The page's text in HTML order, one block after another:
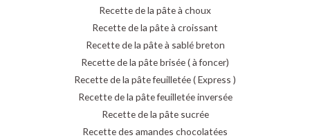
Recette de la pâte à choux
Recette de la pâte à croissant
Recette de la pâte à sablé breton
Recette de la pâte brisée ( à foncer)
Recette de la pâte feuilletée ( Express )
Recette de la pâte feuilletée inversée
Recette de la pâte sucrée
Recette des amandes chocolatées